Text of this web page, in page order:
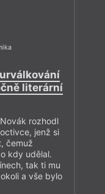
literární
rozhodl
jenž si
čemuž
kdy udělal.
tak ti mu
a vše bylo